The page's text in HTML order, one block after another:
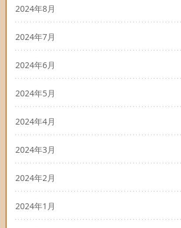
2024年8月
2024年7月
2024年6月
2024年5月
2024年4月
2024年3月
2024年2月
2024年1月